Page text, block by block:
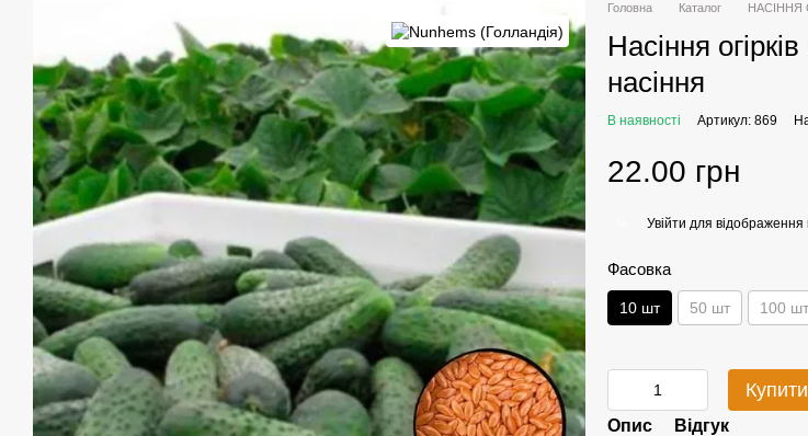
Головна Каталог НАСІННЯ
Насіння
насіння
В наявності Артикул: 869
22.00 грн
Увійти для відображення
Фасовка
10 шт 50 шт 100 шт
Купити
Опис Відгук